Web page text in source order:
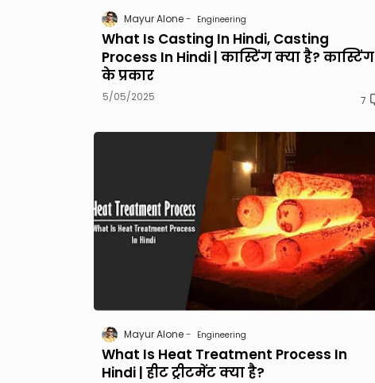
Mayur Alone Engineering
What Is Casting In Hindi, Casting
Process In Hindi | कास्टिंग क्या है? कास्टिंग
के प्रकार
5/05/2025 7
Mayur Alone Engineering
What Is Heat Treatment Process In
Hindi | हीट ट्रीटमेंट क्या है?